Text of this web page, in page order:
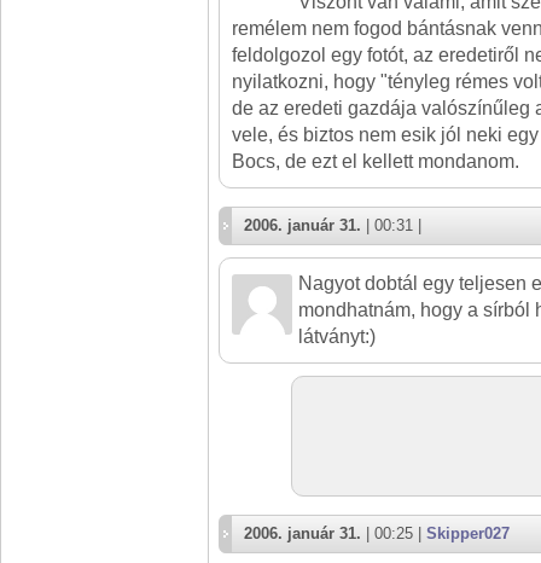
remélem nem fogod bántásnak
feldolgozol egy fotót, az eredetiről
nyilatkozni, hogy "tényleg rémes
de az eredeti gazdája valószínűleg
vele, és biztos nem esik jól neki
Bocs, de ezt el kellett mondanom.
2006. január 31. | 00:31 |
Nagyot dobtál egy teljesen
mondhatnám, hogy a sírból
látványt:)
2006. január 31. | 00:25 | Skipper027